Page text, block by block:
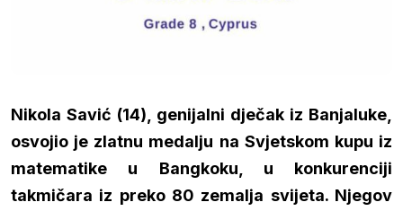
Nikola Savić (14), genijalni dječak iz Banjaluke,
osvojio je zlatnu medalju na Svjetskom kupu iz
matematike u Bangkoku, u konkurenciji
takmičara iz preko 80 zemalja svijeta. Njegov